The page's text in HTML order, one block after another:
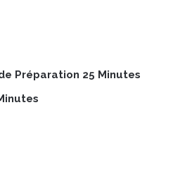
Préparation 25 Minutes